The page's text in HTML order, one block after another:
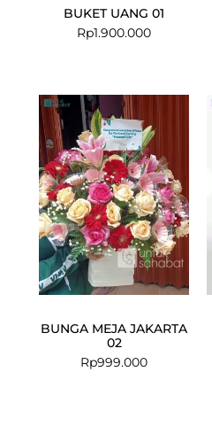
BUKET UANG 01
Rp1.900.000
BUNGA MEJA JAKARTA
02
Rp999.000